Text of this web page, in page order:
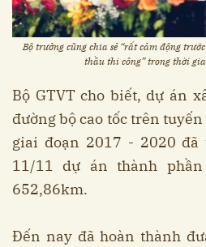
Bộ trưởng cũng chia sẻ “rất cảm động
thầu thi công” trong thời
Bộ GTVT cho biết, dự án
đường bộ cao tốc trên
giai đoạn 2017 - 2020
11/11 dự án thành
652,86km.
Đến nay đã hoàn thành